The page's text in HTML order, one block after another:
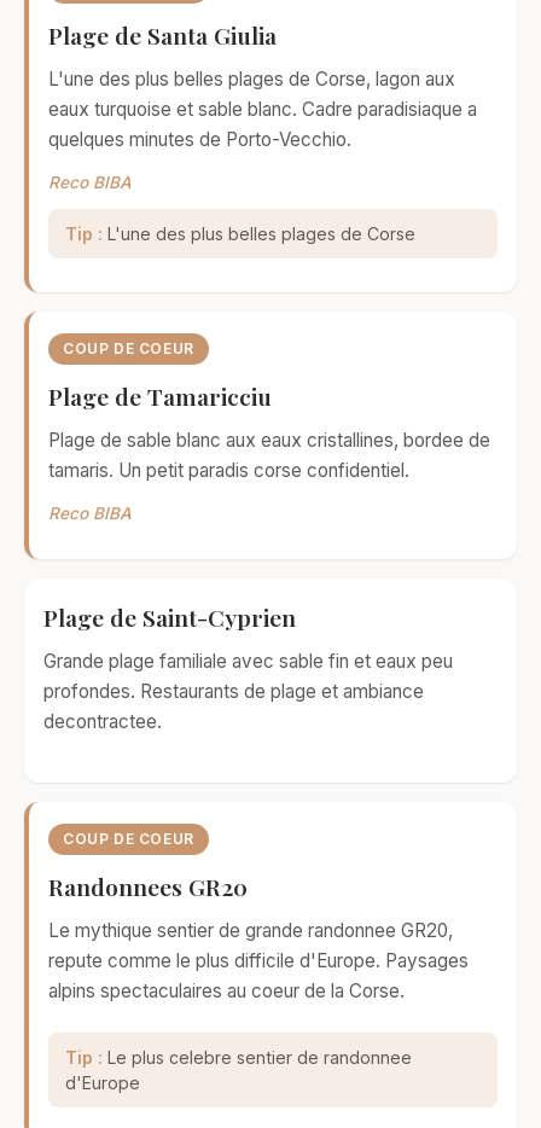
Plage de Santa Giulia
L'une des plus belles plages de Corse, lagon aux
eaux turquoise et sable blanc. Cadre paradisiaque a
quelques minutes de Porto-Vecchio.
Reco BIBA
Tip : L'une des plus belles plages de Corse
COUP DE COEUR
Plage de Tamaricciu
Plage de sable blanc aux eaux cristallines, bordee de
tamaris. Un petit paradis corse confidentiel.
Reco BIBA
Plage de Saint-Cyprien
Grande plage familiale avec sable fin et eaux peu
profondes. Restaurants de plage et ambiance
decontractee.
COUP DE COEUR
Randonnees GR20
Le mythique sentier de grande randonnee GR20,
repute comme le plus difficile d'Europe. Paysages
alpins spectaculaires au coeur de la Corse.
Tip : Le plus celebre sentier de randonnee
d'Europe